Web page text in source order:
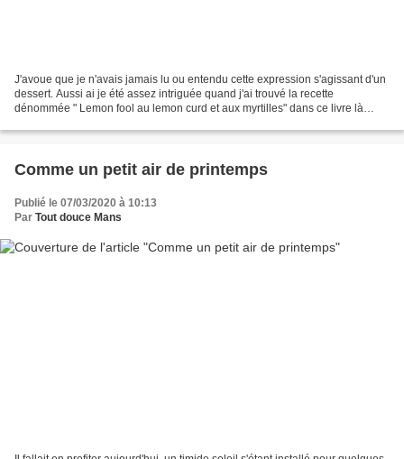
J'avoue que je n'avais jamais lu ou entendu cette expression s'agissant d'un
dessert. Aussi ai je été assez intriguée quand j'ai trouvé la recette
dénommée " Lemon fool au lemon curd et aux myrtilles" dans ce livre là
Comme un petit air de printemps
Publié le 07/03/2020 à 10:13
Par Tout douce Mans